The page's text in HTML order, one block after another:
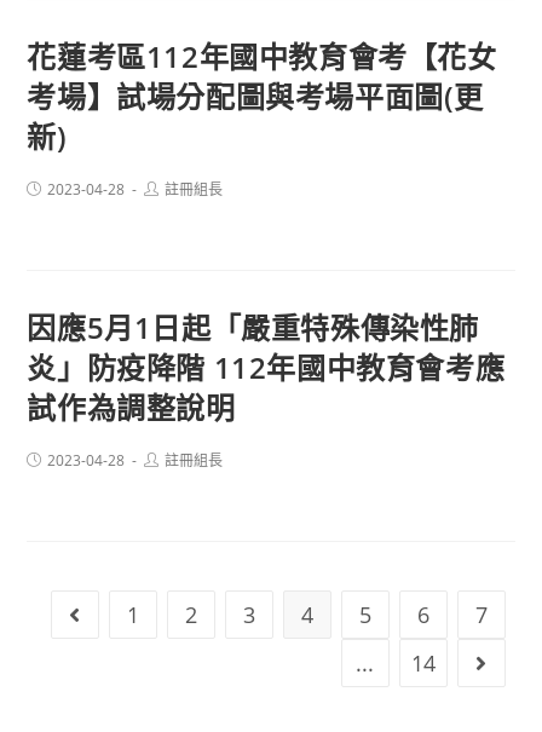
花蓮考區112年國中教育會考【花女
考場】試場分配圖與考場平面圖(更
新)
Post2023-04-28
Post註冊組長
因應5月1日起「嚴重特殊傳染性肺
炎」防疫降階 112年國中教育會考應
試作為調整說明
Post2023-04-28
Post註冊組長
Go to the previous page
1 2 3 4 5 6
7
...
14 Go to